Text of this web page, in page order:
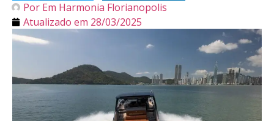
Por Em Harmonia Florianopolis
Atualizado em 28/03/2025